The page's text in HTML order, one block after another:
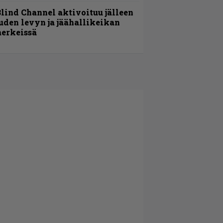
Channel aktivoituu jälleen
levyn ja jäähallikeikan